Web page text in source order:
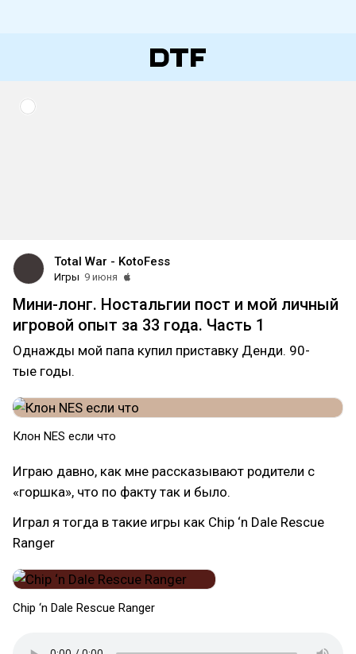
Total War - KotoFess
Игры 9 июня
Мини-лонг. Ностальгии пост и мой личный
игровой опыт за 33 года. Часть 1
Однажды мой папа купил приставку Денди. 90-
тые годы.
Клон NES если что
Играю давно, как мне рассказывают родители с
«горшка», что по факту так и было.
Играл я тогда в такие игры как Chip ‘n Dale Rescue
Ranger
Chip ‘n Dale Rescue Ranger